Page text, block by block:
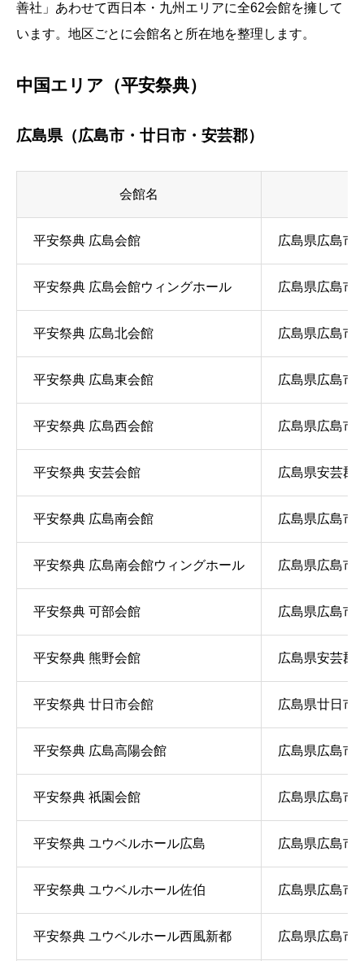
善社」あわせて西日本・九州エリアに全62会館を擁して
います。地区ごとに会館名と所在地を整理します。
中国エリア（平安祭典）
広島県（広島市・廿日市・安芸郡）
会館名
平安祭典 広島会館 広島県広島市
平安祭典 広島会館ウィングホール 広島県広島市
平安祭典 広島北会館 広島県広島市
平安祭典 広島東会館 広島県広島市
平安祭典 広島西会館 広島県広島市
平安祭典 安芸会館 広島県安芸郡
平安祭典 広島南会館 広島県広島市
平安祭典 広島南会館ウィングホール 広島県広島市
平安祭典 可部会館 広島県広島市
平安祭典 熊野会館 広島県安芸郡
平安祭典 廿日市会館 広島県廿日市
平安祭典 広島高陽会館 広島県広島市
平安祭典 祇園会館 広島県広島市
平安祭典 ユウベルホール広島 広島県広島市
平安祭典 ユウベルホール佐伯 広島県広島市
平安祭典 ユウベルホール西風新都 広島県広島市